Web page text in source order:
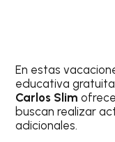
En estas
educativa gratuita
Carlos Slim
buscan realizar
adicionales.